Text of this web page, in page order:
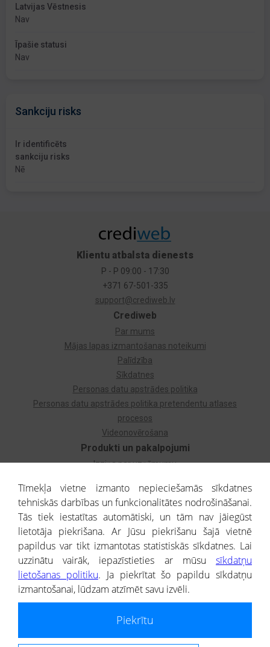
Latvijas Vēstnesis
Nav
Īpašie statusi
Nav
Sankciju risks
Ir identificēts
sankciju risks
Nē
Produkti un pakalpojumi
Izziņa par uzņēmumu
Dzimtas koks
Uzņēmumu atlase
Monitorings
Kredītizziņa par ārvalstu uzņēmumiem
Crediweb
Par mums
Mājas lapas izmantošanas noteikumi
Palīdzība
Sīkdatnes
Personas datu apstrādes politika
Personas datu apstrādes politika pretendentu atlases
procesos
Videonovērošana
Klientu atbalsta dienests
P - P 09:00 - 17:30
+371 67-501-335
support@crediweb.lv
® CREDITREFORM Latvija
SIA
Portāla ietvaros saņemtajai informācijai ir uzziņas raksturs, un tai nav
Tīmekļa vietne izmanto nepieciešamās sīkdatnes
tehniskās darbības un funkcionalitātes nodrošināšanai.
Tās tiek iestatītas automātiski, un tām nav jāiegūst
lietotāja piekrišana. Ar Jūsu piekrišanu šajā vietnē
papildus var tikt izmantotas statistiskās sīkdatnes. Lai
uzzinātu vairāk, iepazīstieties ar mūsu sīkdatņu
lietošanas politiku. Ja piekrītat šo papildu sīkdatņu
izmantošanai, lūdzam atzīmēt savu izvēli.
Piekrītu